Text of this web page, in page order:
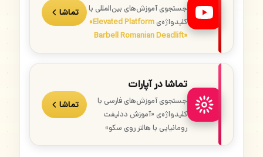
جستجوی آموزش‌های بین‌المللی با
کلیدواژه‌ی«Elevated Platform
Barbell Romanian Deadlift»
تماشا
تماشا در آپارات
جستجوی آموزش‌های فارسی با
کلیدواژه‌ی «آموزش ددلیفت
رومانیایی با هالتر روی سکو»
تماشا